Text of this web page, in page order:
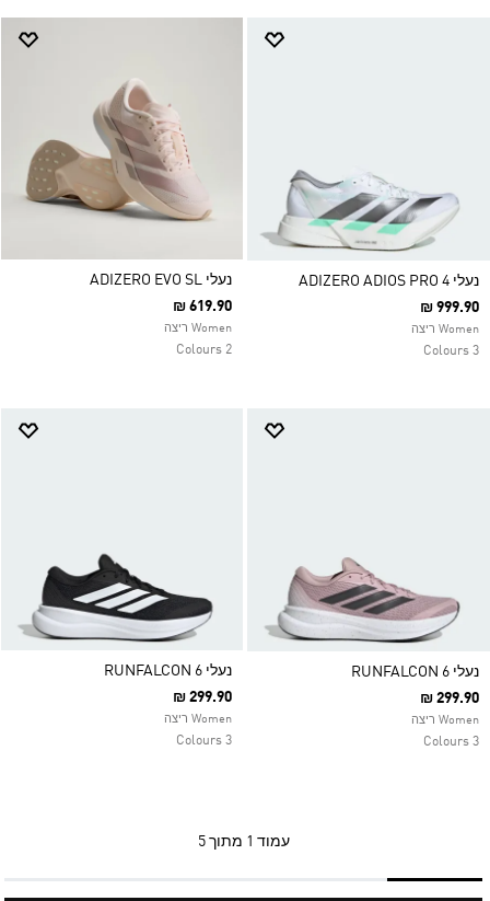
נעלי ADIZERO ADIOS PRO 4
₪ 999.90
Women ריצה
3 Colours
נעלי ADIZERO EVO SL
₪ 619.90
Women ריצה
2 Colours
נעלי RUNFALCON 6
₪ 299.90
Women ריצה
3 Colours
נעלי RUNFALCON 6
₪ 299.90
Women ריצה
3 Colours
עמוד 1 מתוך 5